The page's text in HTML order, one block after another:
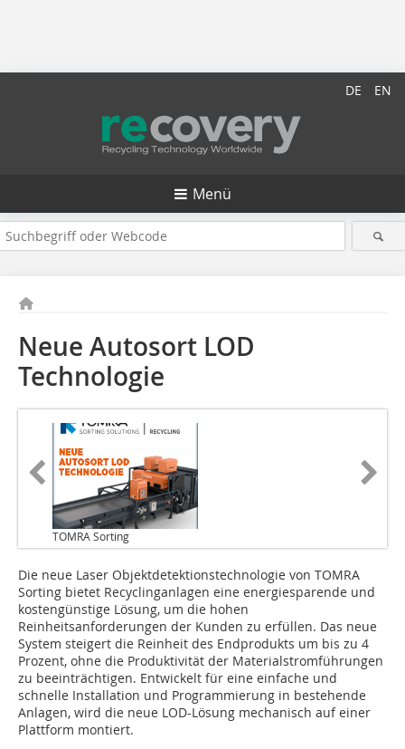
DE EN
Menü
Neue Autosort LOD
Technologie
TOMRA Sorting
Die neue Laser Objektdetektionstechnologie von TOMRA
Sorting bietet Recyclinganlagen eine energiesparende und
kostengünstige Lösung, um die hohen
Reinheitsanforderungen der Kunden zu erfüllen. Das neue
System steigert die Reinheit des Endprodukts um bis zu 4
Prozent, ohne die Produktivität der Materialstromführungen
zu beeinträchtigen. Entwickelt für eine einfache und
schnelle Installation und Programmierung in bestehende
Anlagen, wird die neue LOD-Lösung mechanisch auf einer
Plattform montiert.